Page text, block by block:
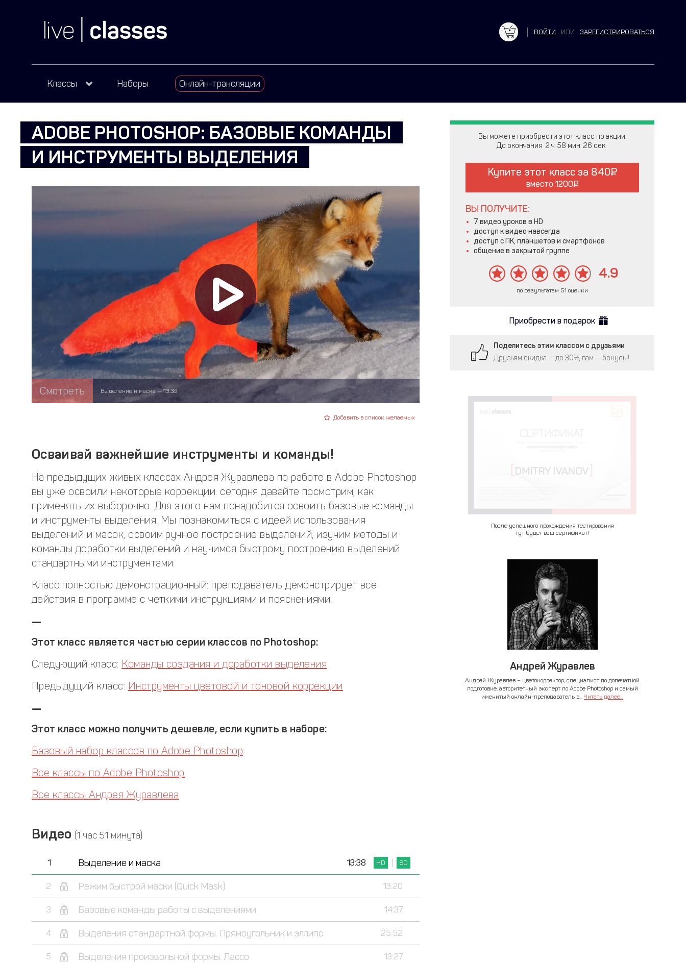
ВОЙТИ ИЛИ ЗАРЕГИСТРИРОВАТЬСЯ
Классы Наборы Онлайн-трансляции
ADOBE PHOTOSHOP: БАЗОВЫЕ КОМАНДЫ
И ИНСТРУМЕНТЫ ВЫДЕЛЕНИЯ
Смотреть Выделение и маска — 13:38
Добавить в список желаемых
Осваивай важнейшие инструменты и команды!
На предыдущих живых классах Андрея Журавлева по работе в Adobe Photoshop
вы уже освоили некоторые коррекции: сегодня давайте посмотрим, как
применять их выборочно. Для этого нам понадобится освоить базовые команды
и инструменты выделения. Мы познакомиться с идеей использования
выделений и масок, освоим ручное построение выделений, изучим методы и
команды доработки выделений и научимся быстрому построению выделений
стандартными инструментами.
Класс полностью демонстрационный: преподаватель демонстрирует все
действия в программе с четкими инструкциями и пояснениями.
—
Этот класс является частью серии классов по Photoshop:
Следующий класс: Команды создания и доработки выделения
Предыдущий класс: Инструменты цветовой и тоновой коррекции
—
Этот класс можно получить дешевле, если купить в наборе:
Базовый набор классов по Adobe Photoshop
Все классы по Adobe Photoshop
Все классы Андрея Журавлева
Видео (1 час 51 минута)
1 Выделение и маска 13:38 HD SD
2 Режим быстрой маски (Quick Mask) 13:20
3 Базовые команды работы с выделениями 14:37
4 Выделения стандартной формы. Прямоугольник и эллипс 25:52
5 Выделения произвольной формы. Лассо 13:27
Вы можете приобрести этот класс по акции.
До окончания 2 58 25
Купите этот класс за 840
вместо 1200
ВЫ ПОЛУЧИТЕ:
7 видео уроков в HD
доступ к видео навсегда
доступ с ПК, планшетов и смартфонов
общение в закрытой группе
4.9
по результатам 51 оценки
Приобрести в подарок
Поделитесь этим классом с друзьями
Друзьям скидка — до 30%, вам — бонусы!
После успешного прохождения тестирования
тут будет ваш сертификат!
Андрей Журавлев
Андрей Журавлев – цветокорректор, специалист по допечатной
подготовке, авторитетный эксперт по Adobe Photoshop и самый
именитый онлайн-преподаватель в... Читать далее...